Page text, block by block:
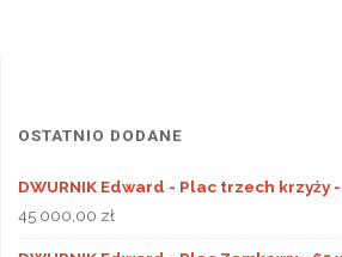
OSTATNIO DODANE
DWURNIK Edward - Plac trzech krzyży -
45 000,00 zł